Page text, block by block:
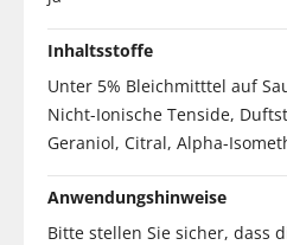
Inhaltsstoffe
Unter 5% Bleichmitttel auf
Nicht-Ionische Tenside,
Geraniol, Citral, Alpha-
Anwendungshinweise
Bitte stellen Sie sicher, dass